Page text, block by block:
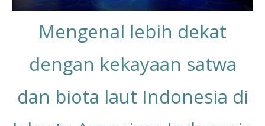
Mengenal lebih dekat
dengan kekayaan satwa
dan biota laut Indonesia di